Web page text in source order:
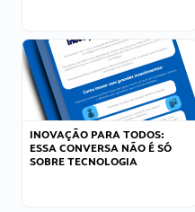
INOVAÇÃO PARA TODOS:
ESSA CONVERSA NÃO É SÓ
SOBRE TECNOLOGIA